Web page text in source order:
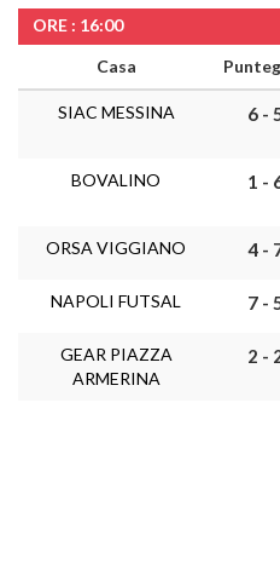
ORE : 16:00
Casa
SIAC MESSINA 6 -
BOVALINO 1 -
ORSA VIGGIANO 4 -
NAPOLI FUTSAL 7 -
GEAR PIAZZA
ARMERINA
2 -